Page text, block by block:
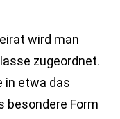
wird man
zugeordnet.
in etwa das
besondere Form